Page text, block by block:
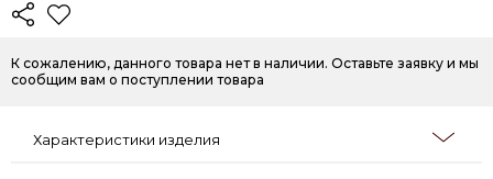
К сожалению, данного товара нет в наличии. Оставьте заявку и мы
сообщим вам о поступлении товара
Характеристики изделия